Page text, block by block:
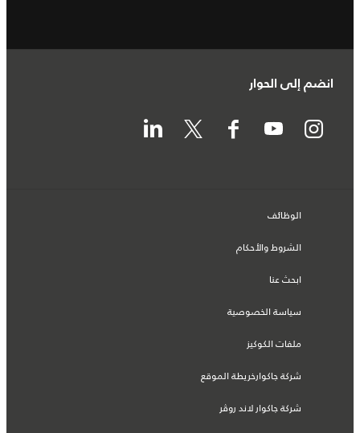
انضم إلى الحوار
الوظائف
الشروط والأحكام
ابحث عنا
سياسة الخصوصية
ملفات الكوكيز
شركة جاكوارخريطة الموقع
شركة جاكوار لاند روڤر